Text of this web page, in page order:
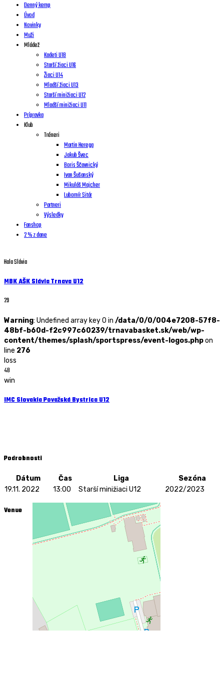
Denný kemp
Úvod
Novinky
Muži
Mládež
Kadeti U18
Starší žiaci U16
Žiaci U14
Mladší žiaci U13
Starší minižiaci U12
Mladší minižiaci U11
Prípravka
Klub
Tréneri
Martin Herega
Jakub Švec
Boris Ščavnický
Ivan Šušanský
Mikuláš Majcher
Lubomír Sitár
Partneri
Výsledky
Fanshop
2 % z dane
Hala Slávia
MBK AŠK Slávia Trnava U12
29
Warning: Undefined array key 0 in /data/0/0/004e7208-57f8-
48bf-b60d-f2c997c60239/trnavabasket.sk/web/wp-
content/themes/splash/sportspress/event-logos.phpon
line 276
loss
48
win
IMC Slovakia Považská Bystrica U12
Podrobnosti
Dátum Čas Liga
Sezóna
19.11. 2022
13:00 Starší minižiaci U12 2022/2023
Venue
Hala Slávia